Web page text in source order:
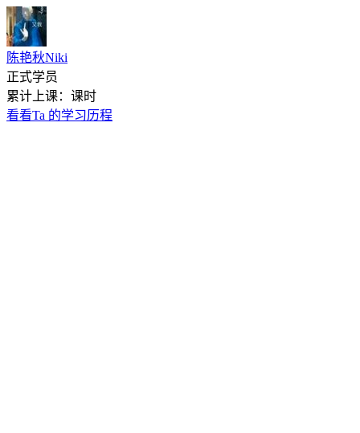
陈艳秋Niki
正式学员
累计上课：课时
看看Ta 的学习历程